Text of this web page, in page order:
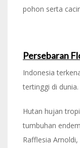
pohon serta
Persebaran
Indonesia
tertinggi di dunia.
Hutan hujan
tumbuhan
Rafflesia